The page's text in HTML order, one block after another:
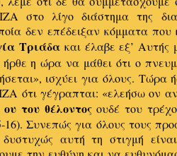
στο λίγο διάστημα της
δεν επέδειξαν κόμματα που
Τριάδα και έλαβε εξ’ Αυτής
η ώρα να μάθει ότι ο
ισχύει για όλους.
ότι γέγραπται: «ελεήσω ον
ου του θέλοντοςουδέ του
Συνεπώς για όλους τους
αυτή τη στιγμή